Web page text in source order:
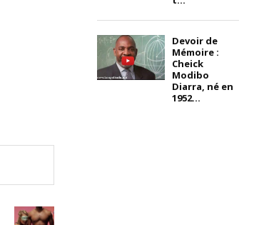
Devoir de
Mémoire :
Cheick
Modibo
Diarra, né en
1952...